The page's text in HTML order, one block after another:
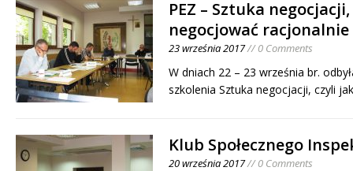
PEZ – Sztuka
negocjować racjonalnie
23 września 2017// 0 Comments
W dniach 22 – 23 września br.
szkolenia Sztuka negocjacji, czyli
Klub Społecznego
20 września 2017// 0 Comments